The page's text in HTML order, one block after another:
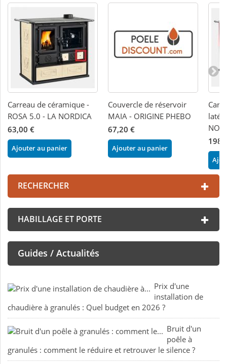
Carreau de céramique -
ROSA 5.0 - LA NORDICA
63,00 €
Ajouter au panier
Couvercle de réservoir
MAIA - ORIGINE PHEBO
67,20 €
Ajouter au panier
RECHERCHER
HABILLAGE ET PORTE
Guides / Actualités
Prix d'une
installation de
chaudière à granulés : Quel budget en 2026 ?
Bruit d'un
poêle à
granulés : comment le réduire et retrouver le silence ?